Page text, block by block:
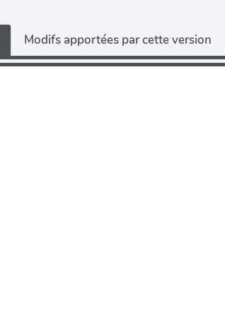
Modifs apportées par cette version